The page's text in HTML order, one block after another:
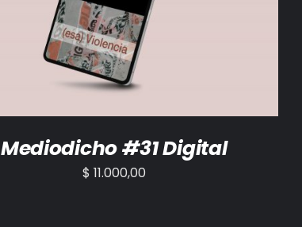
AÑADIR AL CARRITO
Mediodicho #31 Digital
$ 11.000,00